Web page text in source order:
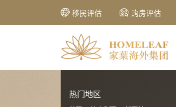
移民评估 购房评估
热门地区